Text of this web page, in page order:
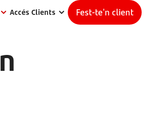
Accés Clients Fest-te'n client